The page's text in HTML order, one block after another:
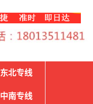
东北专线
中南专线